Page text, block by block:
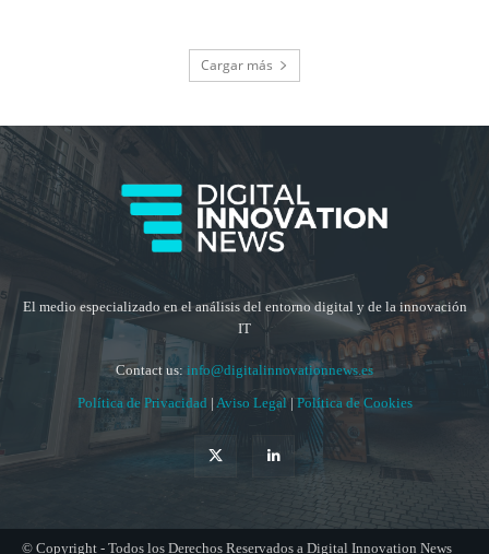
Cargar más
El medio especializado en el análisis del entorno digital y de la innovación
IT
Contact us: info@digitalinnovationnews.es
Política de Privacidad | Aviso Legal | Política de Cookies
© Copyright - Todos los Derechos Reservados a Digital Innovation News